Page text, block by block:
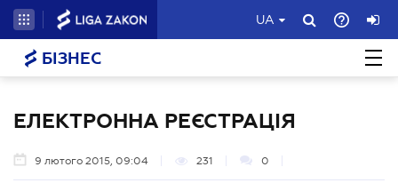
UA
БІЗНЕС
ЕЛЕКТРОННА РЕЄСТРАЦІЯ
9 лютого 2015, 09:04 231 0